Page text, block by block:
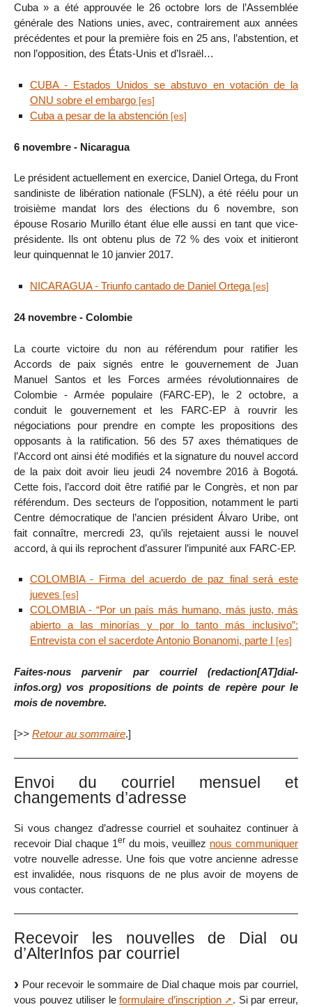
Cuba » a été approuvée le 26 octobre lors de l’Assemblée
générale des Nations unies, avec, contrairement aux années
précédentes et pour la première fois en 25 ans, l’abstention, et
non l’opposition, des États-Unis et d’Israël…
CUBA - Estados Unidos se abstuvo en votación de la
ONU sobre el embargo
Cuba a pesar de la abstención
6 novembre - Nicaragua
Le président actuellement en exercice, Daniel Ortega, du Front
sandiniste de libération nationale (FSLN), a été réélu pour un
troisième mandat lors des élections du 6 novembre, son
épouse Rosario Murillo étant élue elle aussi en tant que vice-
présidente. Ils ont obtenu plus de 72 % des voix et initieront
leur quinquennat le 10 janvier 2017.
NICARAGUA - Triunfo cantado de Daniel Ortega
24 novembre - Colombie
La courte victoire du non au référendum pour ratifier les
Accords de paix signés entre le gouvernement de Juan
Manuel Santos et les Forces armées révolutionnaires de
Colombie - Armée populaire (FARC-EP), le 2 octobre, a
conduit le gouvernement et les FARC-EP à rouvrir les
négociations pour prendre en compte les propositions des
opposants à la ratification. 56 des 57 axes thématiques de
l’Accord ont ainsi été modifiés et la signature du nouvel accord
de la paix doit avoir lieu jeudi 24 novembre 2016 à Bogotá.
Cette fois, l’accord doit être ratifié par le Congrès, et non par
référendum. Des secteurs de l’opposition, notamment le parti
Centre démocratique de l’ancien président Álvaro Uribe, ont
fait connaître, mercredi 23, qu’ils rejetaient aussi le nouvel
accord, à qui ils reprochent d’assurer l’impunité aux FARC-EP.
COLOMBIA - Firma del acuerdo de paz final será este
jueves
COLOMBIA - “Por un país más humano, más justo, más
abierto a las minorías y por lo tanto más inclusivo”:
Entrevista con el sacerdote Antonio Bonanomi, parte I
Faites-nous parvenir par courriel (redaction[AT]dial-
infos.org) vos propositions de points de repère pour le
mois de novembre.
[>> Retour au sommaire.]
Envoi du courriel mensuel et
changements d’adresse
Si vous changez d’adresse courriel et souhaitez continuer à
recevoir Dial chaque 1er du mois, veuillez nous communiquer
votre nouvelle adresse. Une fois que votre ancienne adresse
est invalidée, nous risquons de ne plus avoir de moyens de
vous contacter.
Recevoir les nouvelles de Dial ou
d’AlterInfos par courriel
Pour recevoir le sommaire de Dial chaque mois par courriel,
vous pouvez utiliser leformulaire d’inscription
. Si par erreur,